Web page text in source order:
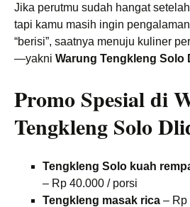
Jika perutmu sudah hangat
tapi kamu masih ingin
“berisi”, saatnya menuju kuliner
—yakni Warung Tengkleng Solo
Promo Spesial di
Tengkleng Solo
Tengkleng Solo kuah
– Rp 40.000 / porsi
Tengkleng masak rica – Rp